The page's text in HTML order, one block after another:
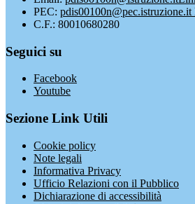
PEC: pdis00100n@pec.istruzione.it
C.F.: 80010680280
Seguici su
Facebook
Youtube
Sezione Link Utili
Cookie policy
Note legali
Informativa Privacy
Ufficio Relazioni con il Pubblico
Dichiarazione di accessibilità